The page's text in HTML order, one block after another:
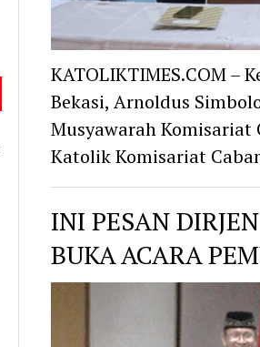
KATOLIKTIMES.COM –
Bekasi, Arnoldus
Musyawarah Komisariat
Katolik Komisariat
INI PESAN
BUKA ACARA